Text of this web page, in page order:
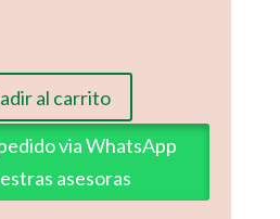
al carrito
via WhatsApp
asesoras